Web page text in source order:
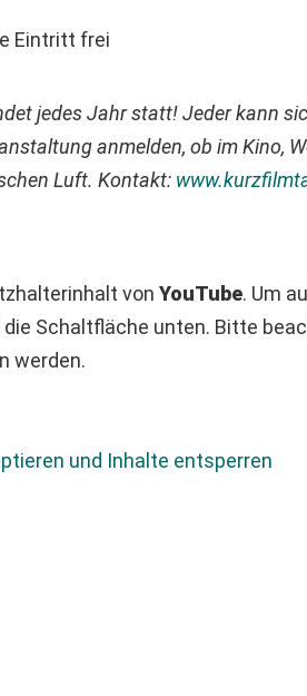
Eintritt frei
jedes Jahr statt! Jeder kann
anmelden, ob im Kino,
Luft. Kontakt:
von YouTube. Um
Schaltfläche unten. Bitte
werden.
und Inhalte entsperren